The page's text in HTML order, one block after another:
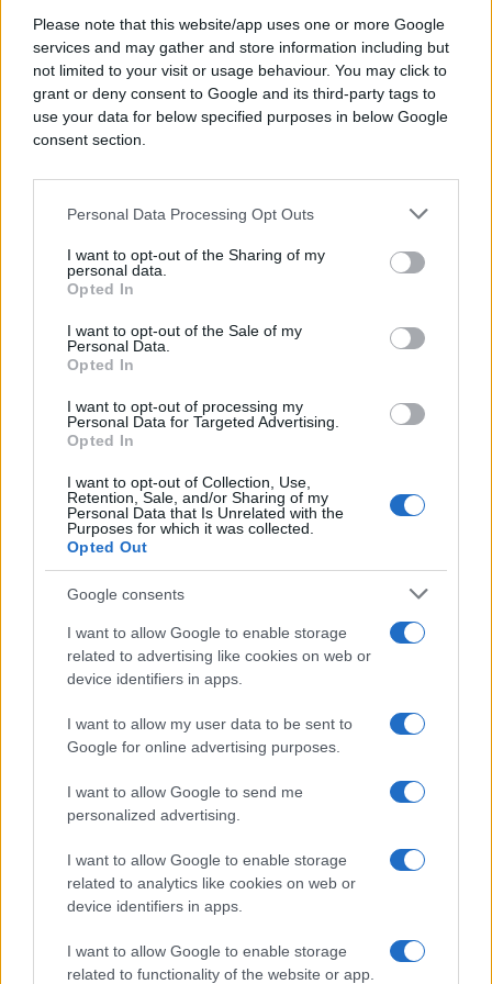
Please note that this website/app uses one or more Google
services and may gather and store information including but
not limited to your visit or usage behaviour. You may click to
grant or deny consent to Google and its third-party tags to
use your data for below specified purposes in below Google
consent section.
Personal Data Processing Opt Outs
I want to opt-out of the Sharing of my
personal data.
Opted In
I want to opt-out of the Sale of my
Personal Data.
Opted In
I want to opt-out of processing my
Personal Data for Targeted Advertising.
Opted In
I want to opt-out of Collection, Use,
Retention, Sale, and/or Sharing of my
Personal Data that Is Unrelated with the
Purposes for which it was collected.
Opted Out
Google consents
I want to allow Google to enable storage
related to advertising like cookies on web or
device identifiers in apps.
I want to allow my user data to be sent to
Google for online advertising purposes.
I want to allow Google to send me
personalized advertising.
I want to allow Google to enable storage
related to analytics like cookies on web or
device identifiers in apps.
I want to allow Google to enable storage
related to functionality of the website or app.
Preporuka je da konzumirate svaki dan po šoljicu
svježe nasjeckane sirove cvekle kako biste
povećali broj crvenih krvnih zrnaca. Jedna šoljica
ovog povrća sadrži 1,1mg gvožđa, što zadovoljava 6
odsto dnevnih potreba za tim mineralom.
Aminokiselina betain iz cvekle štiti vaše ćelije od
štetnih posljedica svakodnevnog stresa ali i od
upalnih stanja. Kako biste pospješili protivupalni
učinak, cveklu možete da kombinujete sasokom od
đumbira. Tom kombinacijom poboljšaćete i
Ako patite od povišenog krvnog pritiska, uvrstite
cveklu u svoj jelovnik. Zahvaljujućinitratima,
pritisak, a dobar je i za sportiste jer poboljšava
sportske performanse. Cvekla povoljno djeluje i na
moždane ćelije i doprinosi mentalnom zdravlju i
kognitivnim funkcijama.
#zdravlje #povrće